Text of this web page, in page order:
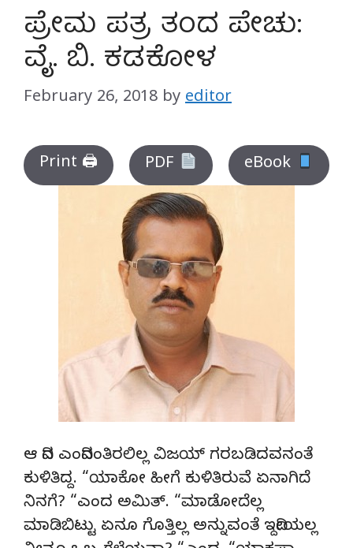
ಪ್ರೇಮ ಪತ್ರ ತಂದ ಪೇಚು:
ವೈ. ಬಿ. ಕಡಕೋಳ
February 26, 2018 by editor
Print 🖨 PDF eBook
ಆ ದಿನ ಎಂದಿನಂತಿರಲಿಲ್ಲ ವಿಜಯ್ ಗರಬಡಿದವನಂತೆ
ಕುಳಿತಿದ್ದ. “ಯಾಕೋ ಹೀಗೆ ಕುಳಿತಿರುವೆ ಏನಾಗಿದೆ
ನಿನಗೆ? “ಎಂದ ಅಮಿತ್. “ಮಾಡೋದೆಲ್ಲ
ಮಾಡಿಬಿಟ್ಟು ಏನೂ ಗೊತ್ತಿಲ್ಲ ಅನ್ನುವಂತೆ ಇದ್ದೀಯಲ್ಲ